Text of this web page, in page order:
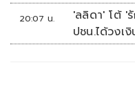
20:07 น.
'ลลิดา' โต้ '
ปชน.ได้วงเ